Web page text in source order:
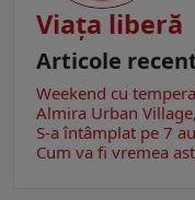
Viaţa liberă
Articole
Weekend cu
Almira Urban
S-a întâmplat pe 7
Cum va fi vremea